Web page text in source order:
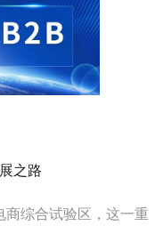
之路
商综合试验区，这一重